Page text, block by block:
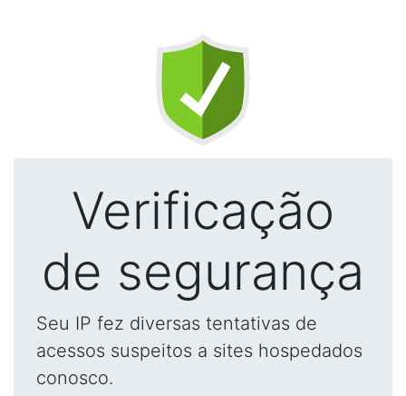
Verificação
de segurança
Seu IP fez diversas tentativas de
acessos suspeitos a sites hospedados
conosco.